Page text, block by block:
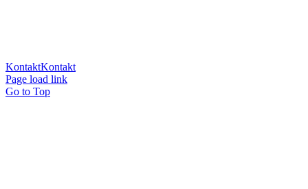
KontaktKontakt
Page load link
Go to Top